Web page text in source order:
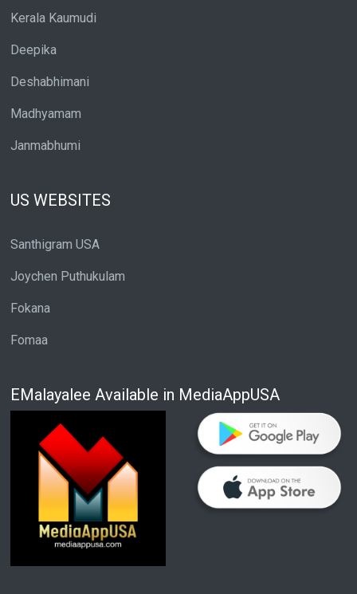
Kerala Kaumudi
Deepika
Deshabhimani
Madhyamam
Janmabhumi
US WEBSITES
Santhigram USA
Joychen Puthukulam
Fokana
Fomaa
EMalayalee Available in MediaAppUSA